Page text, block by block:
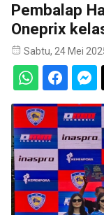
Pembalap
Oneprix
Sabtu, 24 Mei